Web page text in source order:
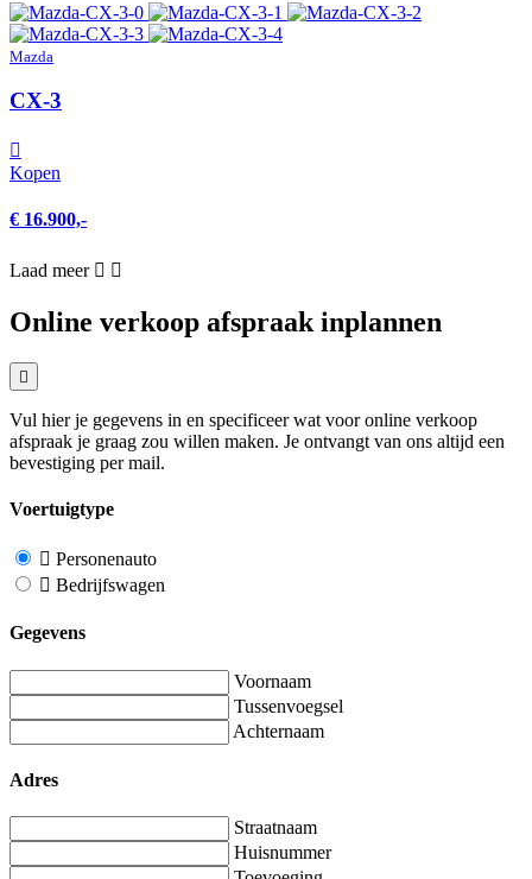
Mazda
CX-3
Kopen
€ 16.900,-
Laad meer
Online verkoop afspraak inplannen
Vul hier je gegevens in en specificeer wat voor online verkoop
afspraak je graag zou willen maken. Je ontvangt van ons altijd een
bevestiging per mail.
Voertuigtype
Personenauto
Bedrijfswagen
Gegevens
Voornaam
Tussenvoegsel
Achternaam
Adres
Straatnaam
Huisnummer